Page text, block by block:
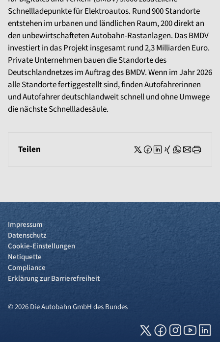
Schnellladepunkte für Elektroautos. Rund 900 Standorte
entstehen im urbanen und ländlichen Raum, 200 direkt an
den unbewirtschafteten Autobahn-Rastanlagen. Das BMDV
investiert in das Projekt insgesamt rund 2,3 Milliarden Euro.
Private Unternehmen bauen die Standorte des
Deutschlandnetzes im Auftrag des BMDV. Wenn im Jahr 2026
alle Standorte fertiggestellt sind, finden Autofahrerinnen
und Autofahrer deutschlandweit schnell und ohne Umwege
die nächste Schnellladesäule.
Teilen
Impressum
Datenschutz
Cookie-Einstellungen
Netiquette
Compliance
Erklärung zur Barrierefreiheit
© 2026 Die Autobahn GmbH des Bundes